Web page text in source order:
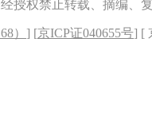
授权禁止转载、摘编、
） ] [京ICP证040655号] [